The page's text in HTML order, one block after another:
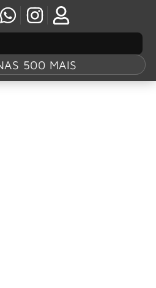
500 MAIS